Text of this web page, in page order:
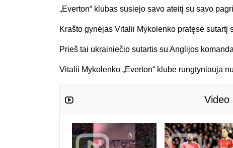
„Everton“ klubas susiejo savo ateitį su savo
Krašto gynėjas Vitalii Mykolenko pratęsė sutartį
Prieš tai ukrainiečio sutartis su Anglijos
Vitalii Mykolenko „Everton“ klube rungtyniauja
Video